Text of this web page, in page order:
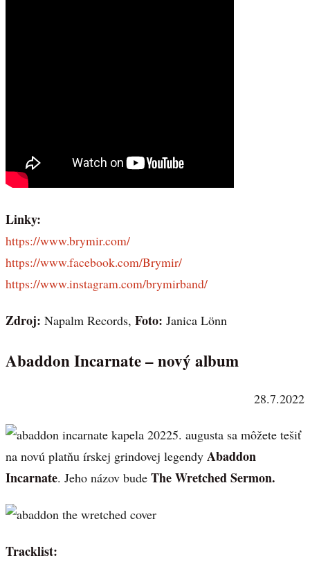
Linky:
https://www.brymir.com/
https://www.facebook.com/Brymir/
https://www.instagram.com/brymirband/
Zdroj: Napalm Records, Foto: Janica Lönn
Abaddon Incarnate – nový album
28.7.2022
5. augusta sa môžete tešiť
na novú platňu írskej grindovej legendy Abaddon
Incarnate. Jeho názov bude The Wretched Sermon.
Tracklist: